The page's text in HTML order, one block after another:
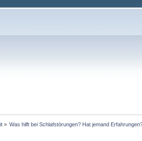
» Was hilft bei Schlafstörungen? Hat jemand